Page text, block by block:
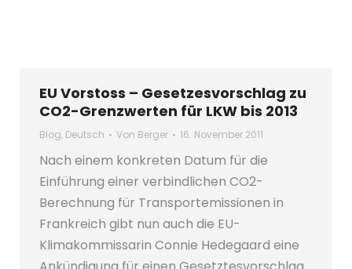
EU Vorstoss – Gesetzesvorschlag zu
CO2-Grenzwerten für LKW bis 2013
Blog, Deutsch Von Berger 16. November 2011
Nach einem konkreten Datum für die
Einführung einer verbindlichen CO2-
Berechnung für Transportemissionen in
Frankreich gibt nun auch die EU-
Klimakommissarin Connie Hedegaard eine